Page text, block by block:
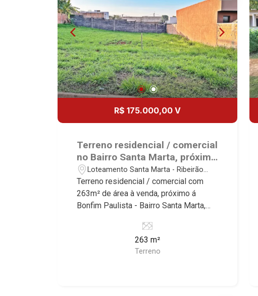
R$ 175.000,00 V
Terreno residencial / comercial
no Bairro Santa Marta, próximo
à Bonfim Paulista - Ribeirão
Preto/SP.
Loteamento Santa Marta - Ribeirão
Preto/SP
Terreno residencial / comercial com
263m² de área à venda, próximo á
Bonfim Paulista - Bairro Santa Marta,
características deste imóvel que a
Martinelli Imobiliária selecionou para
263 m²
Terreno